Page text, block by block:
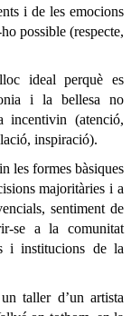
i de les emocions
possible (respecte,
ideal perquè es
i la bellesa no
(atenció,
inspiració).
les formes bàsiques
majoritàries i a
sentiment de
se a la comunitat
i institucions de la
taller d’un artista